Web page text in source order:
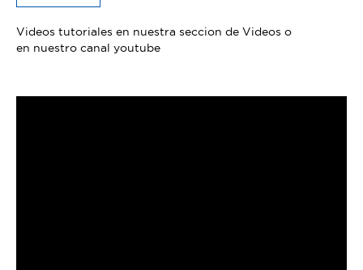
Videos tutoriales en nuestra seccion de Videos o
en nuestro canal youtube